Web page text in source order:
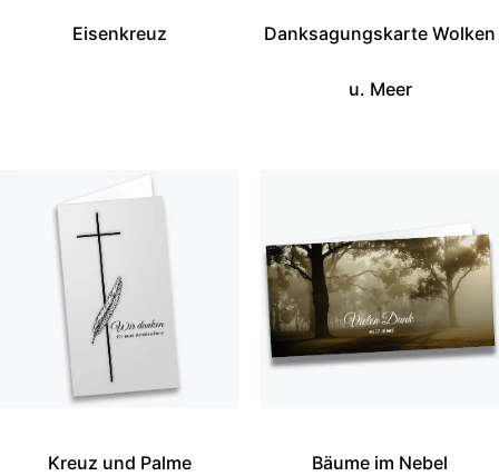
Eisenkreuz Danksagungskarte Wolken
u. Meer
Kreuz und Palme Bäume im Nebel